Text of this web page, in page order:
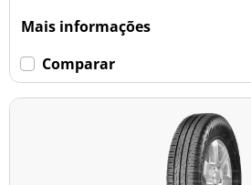
Mais informações
Comparar